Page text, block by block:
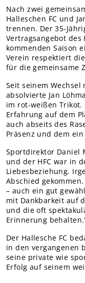
MITGLIEDER
Online-Antrag
Nach zwei
Halleschen FC und
trennen. Der 35-
Vertragsangebot
kommenden Saison
Verein respektiert
für die gemeinsame
Seit seinem Wechsel
absolvierte Jan
im rot-weißen
Erfahrung auf dem
auch abseits des
Präsenz und dem
Sportdirektor Daniel
und der HFC war in
Liebesbeziehung.
Abschied
– auch ein gut
mit Dankbarkeit auf
und die oft
Erinnerung
Der Hallesche FC
in den vergangenen
seine private wie
Erfolg auf seinem